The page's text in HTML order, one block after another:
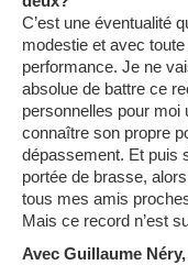
C’est une éventualité
modestie et avec toute
performance. Je ne
absolue de battre ce
personnelles pour moi
connaître son propre
dépassement. Et puis
portée de brasse,
tous mes amis
Mais ce record n’est
Avec Guillaume